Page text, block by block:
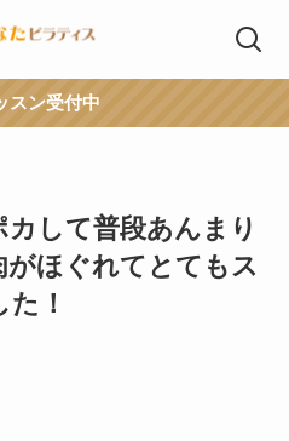
スン受付中
して普段あんまり
がほぐれてとてもス
！